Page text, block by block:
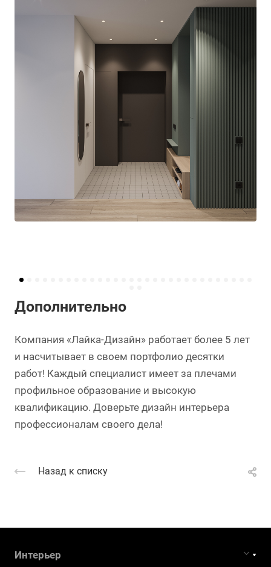
Дополнительно
Компания «Лайка-Дизайн» работает более 5 лет
и насчитывает в своем портфолио десятки
работ! Каждый специалист имеет за плечами
профильное образование и высокую
квалификацию. Доверьте дизайн интерьера
профессионалам своего дела!
Назад к списку
Интерьер